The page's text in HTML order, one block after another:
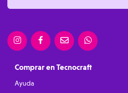
Comprar en Tecnocraft
Ayuda